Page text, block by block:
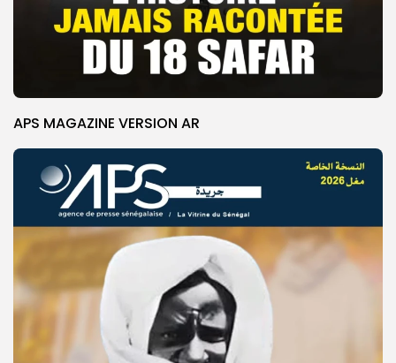
APS MAGAZINE VERSION AR